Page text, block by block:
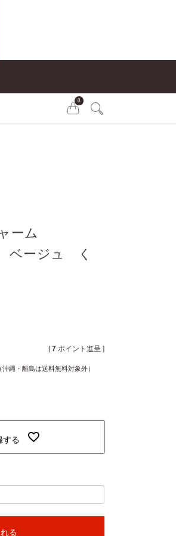
0
ーム
ベージュ く
[ 7 ポイント進呈 ]
縄・離島は送料無料対象外）
する
る